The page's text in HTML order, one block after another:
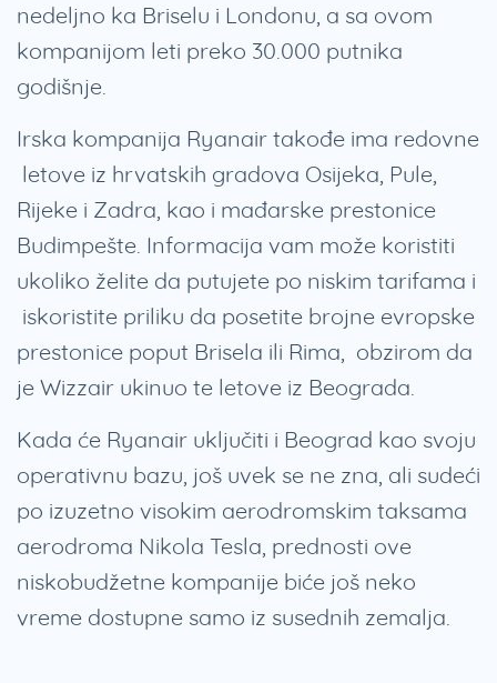
nedeljno ka Briselu i Londonu, a sa ovom
kompanijom leti preko 30.000 putnika
godišnje.
Irska kompanija Ryanair takođe ima redovne
letove iz hrvatskih gradova Osijeka, Pule,
Rijeke i Zadra, kao i mađarske prestonice
Budimpešte. Informacija vam može koristiti
ukoliko želite da putujete po niskim tarifama i
iskoristite priliku da posetite brojne evropske
prestonice poput Brisela ili Rima, obzirom da
je Wizzair ukinuo te letove iz Beograda.
Kada će Ryanair uključiti i Beograd kao svoju
operativnu bazu, još uvek se ne zna, ali sudeći
po izuzetno visokim aerodromskim taksama
aerodroma Nikola Tesla, prednosti ove
niskobudžetne kompanije biće još neko
vreme dostupne samo iz susednih zemalja.